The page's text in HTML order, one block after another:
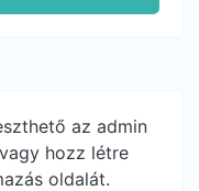
az admin
hozz létre
oldalát.